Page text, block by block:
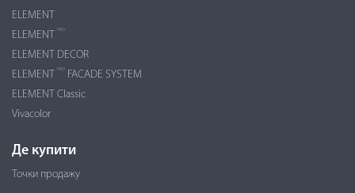
ELEMENT
ELEMENT
PRO
ELEMENT DECOR
ELEMENT
PRO
FACADE SYSTEM
ELEMENT Classic
Vivacolor
Де купити
Точки продажу